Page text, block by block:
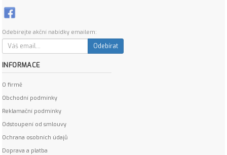
Odebírejte akční nabídky emailem:
Odebírat
INFORMACE
O firmě
Obchodní podmínky
Reklamační podmínky
Odstoupení od smlouvy
Ochrana osobních údajů
Doprava a platba